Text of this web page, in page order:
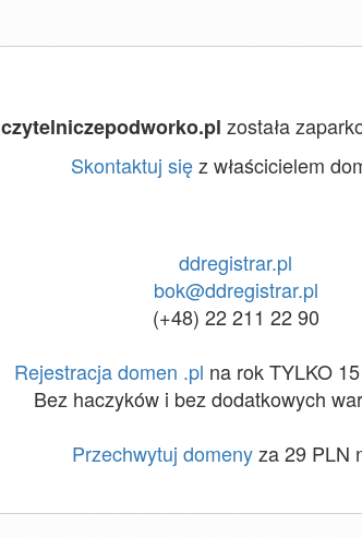
czytelniczepodworko.pl została
Skontaktuj sięz właścicielem
ddregistrar.pl
bok@ddregistrar.pl
(+48) 22 211 22 90
Rejestracja domen .pl na rok TYLKO
Bez haczyków i bez dodatkowych
Przechwytuj domenyza 29 PLN